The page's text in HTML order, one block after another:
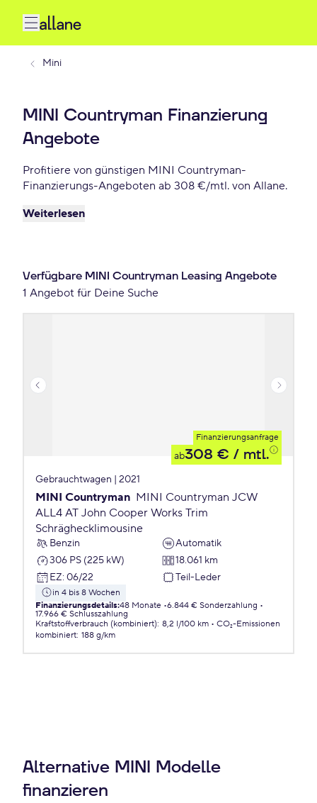
Mini
MINI Countryman Finanzierung
Angebote
Profitiere von günstigen MINI Countryman-
Finanzierungs-Angeboten ab 308 €/mtl. von Allane.
Weiterlesen
Verfügbare MINI Countryman Leasing Angebote
1 Angebot für Deine Suche
Finanzierungsanfrage
ab308 € / mtl.
Gebrauchtwagen | 2021
MINI Countryman MINI Countryman JCW
ALL4 AT John Cooper Works Trim
Schräghecklimousine
Benzin
Automatik
306 PS (225 kW)
18.061 km
EZ: 06/22 Teil-Leder
in 4 bis 8 Wochen
Finanzierungsdetails:48 Monate 6.844 € Sonderzahlung
17.966 € Schlusszahlung
Kraftstoffverbrauch (kombiniert): 8,2 l/100 km
CO₂-Emissionen
kombiniert: 188 g/km
Alternative MINI Modelle
finanzieren